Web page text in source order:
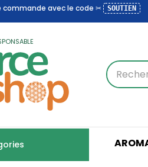
commande avec le code ✂ SOUTIEN